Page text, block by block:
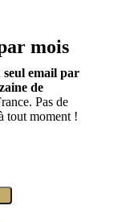
mois
seul email par
de
Pas de
tout moment !